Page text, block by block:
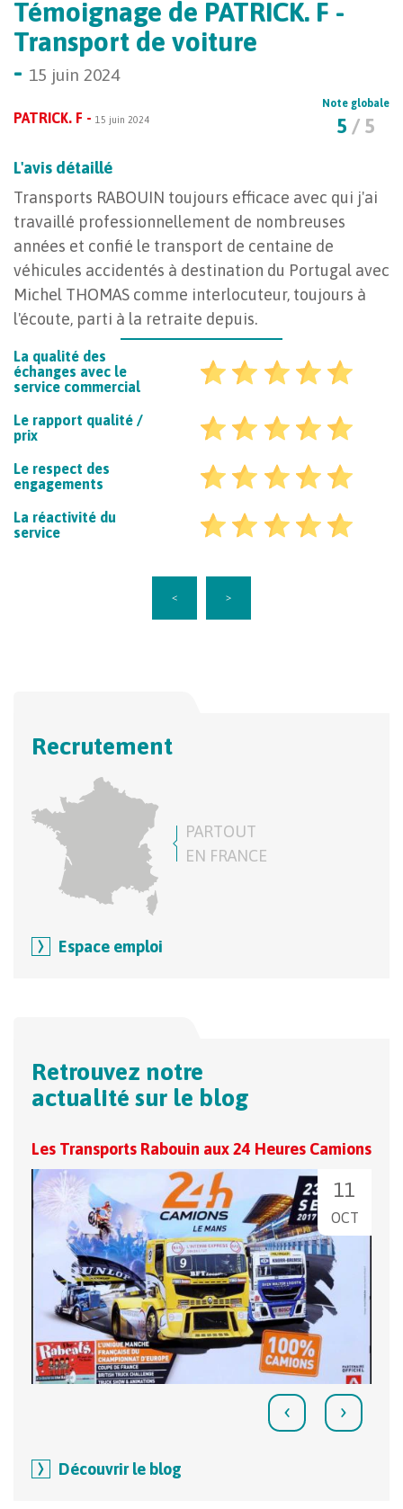
Recrutement
PARTOUT
EN FRANCE
Espace emploi
Retrouvez notre
actualité sur le blog
Les Transports Rabouin aux 24 Heures Camions
11
OCT
‹ ›
Découvrir le blog
Témoignage de PATRICK. F -
Transport de voiture
- 15 juin 2024
PATRICK. F - 15 juin 2024
Note globale
5 / 5
L'avis détaillé
Transports RABOUIN toujours efficace avec qui j'ai
travaillé professionnellement de nombreuses
années et confié le transport de centaine de
véhicules accidentés à destination du Portugal avec
Michel THOMAS comme interlocuteur, toujours à
l'écoute, parti à la retraite depuis.
La qualité des
échanges avec le
service commercial
Le rapport qualité /
prix
Le respect des
engagements
La réactivité du
service
< >